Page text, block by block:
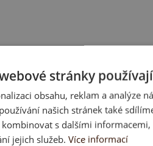
stránky
obsahu, reklam a analýze
našich stránek také
s dalšími
jejich služeb. Více informací